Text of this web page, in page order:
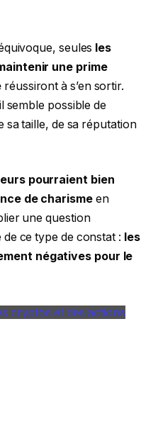
seules les
une prime
réussiront à s’en sortir.
semble possible de
sa taille, de sa réputation
pourraient bien
de charismeen
une question
ce type de constat : les
négatives pour le
cryptos et des actions